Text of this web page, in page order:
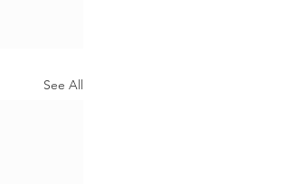
See All